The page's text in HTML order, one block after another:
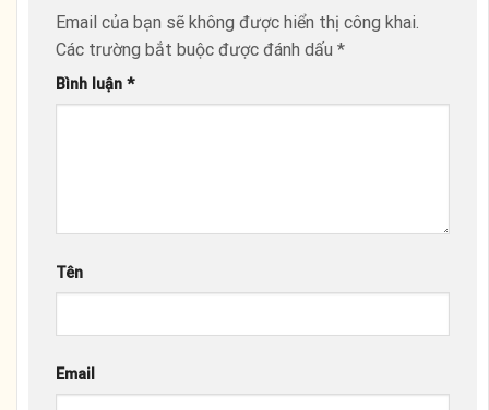
Email của bạn sẽ không được hiển thị công khai.
Các trường bắt buộc được đánh dấu *
Bình luận *
Tên
Email